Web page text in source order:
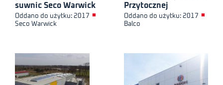
suwnic Seco Warwick
Oddano do użytku: 2017 ■
Seco Warwick
Przytocznej
Oddano do użytku: 2017 ■
Balco